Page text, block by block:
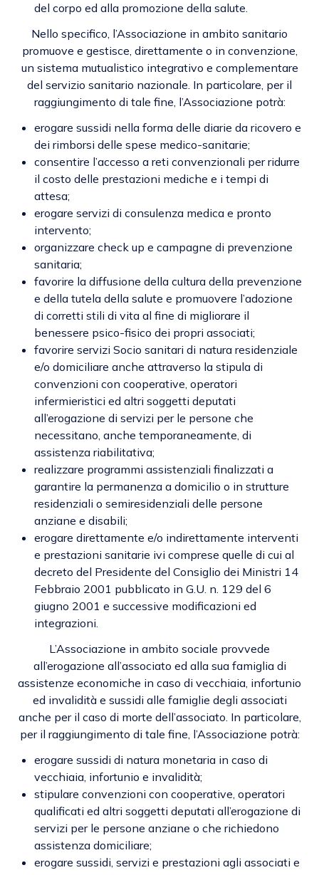
del corpo ed alla promozione della salute.
Nello specifico, l’Associazione in ambito sanitario
promuove e gestisce, direttamente o in convenzione,
un sistema mutualistico integrativo e complementare
del servizio sanitario nazionale. In particolare, per il
raggiungimento di tale fine, l’Associazione potrà:
erogare sussidi nella forma delle diarie da ricovero e
dei rimborsi delle spese medico-sanitarie;
consentire l’accesso a reti convenzionali per ridurre
il costo delle prestazioni mediche e i tempi di
attesa;
erogare servizi di consulenza medica e pronto
intervento;
organizzare check up e campagne di prevenzione
sanitaria;
favorire la diffusione della cultura della prevenzione
e della tutela della salute e promuovere l’adozione
di corretti stili di vita al fine di migliorare il
benessere psico-fisico dei propri associati;
favorire servizi Socio sanitari di natura residenziale
e/o domiciliare anche attraverso la stipula di
convenzioni con cooperative, operatori
infermieristici ed altri soggetti deputati
all’erogazione di servizi per le persone che
necessitano, anche temporaneamente, di
assistenza riabilitativa;
realizzare programmi assistenziali finalizzati a
garantire la permanenza a domicilio o in strutture
residenziali o semiresidenziali delle persone
anziane e disabili;
erogare direttamente e/o indirettamente interventi
e prestazioni sanitarie ivi comprese quelle di cui al
decreto del Presidente del Consiglio dei Ministri 14
Febbraio 2001 pubblicato in G.U. n. 129 del 6
giugno 2001 e successive modificazioni ed
integrazioni.
L’Associazione in ambito sociale provvede
all’erogazione all’associato ed alla sua famiglia di
assistenze economiche in caso di vecchiaia, infortunio
ed invalidità e sussidi alle famiglie degli associati
anche per il caso di morte dell’associato. In particolare,
per il raggiungimento di tale fine, l’Associazione potrà:
erogare sussidi di natura monetaria in caso di
vecchiaia, infortunio e invalidità;
stipulare convenzioni con cooperative, operatori
qualificati ed altri soggetti deputati all’erogazione di
servizi per le persone anziane o che richiedono
assistenza domiciliare;
erogare sussidi, servizi e prestazioni agli associati e